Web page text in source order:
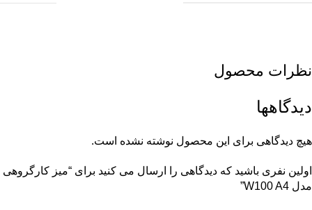
نظرات محصول
دیدگاهها
هیچ دیدگاهی برای این محصول نوشته نشده است.
اولین نفری باشید که دیدگاهی را ارسال می کنید برای “میز کارگروهی
مدل W100 A4”